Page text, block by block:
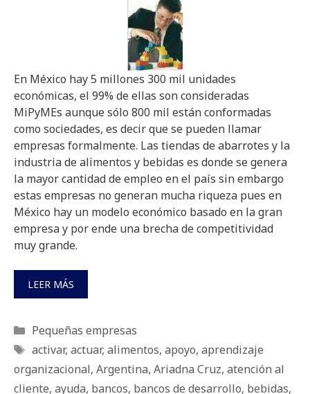
En México hay 5 millones 300 mil unidades
económicas, el 99% de ellas son consideradas
MiPyMEs aunque sólo 800 mil están conformadas
como sociedades, es decir que se pueden llamar
empresas formalmente. Las tiendas de abarrotes y la
industria de alimentos y bebidas es donde se genera
la mayor cantidad de empleo en el país sin embargo
estas empresas no generan mucha riqueza pues en
México hay un modelo económico basado en la gran
empresa y por ende una brecha de competitividad
muy grande.
LEER MÁS
Categorías
Pequeñas empresas
Etiquetas
activar, actuar, alimentos, apoyo, aprendizaje
organizacional, Argentina, Ariadna Cruz, atención al
cliente, ayuda, bancos, bancos de desarrollo, bebidas,